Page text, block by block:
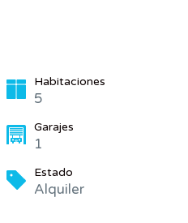
Habitaciones
5
Garajes
1
Estado
Alquiler